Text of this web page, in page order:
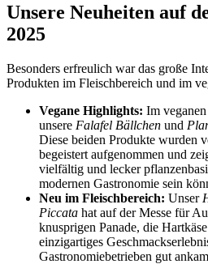
Unsere Neuheiten auf
2025
Besonders erfreulich war das große
Produkten im Fleischbereich und im
Vegane Highlights: Im
unsere Falafel Bällchen und
Diese beiden Produkte wurden
begeistert aufgenommen und
vielfältig und lecker
modernen Gastronomie sein
Neu im Fleischbereich: Unser
Piccata hat auf der Messe für
knusprigen Panade, die
einzigartiges
Gastronomiebetrieben gut